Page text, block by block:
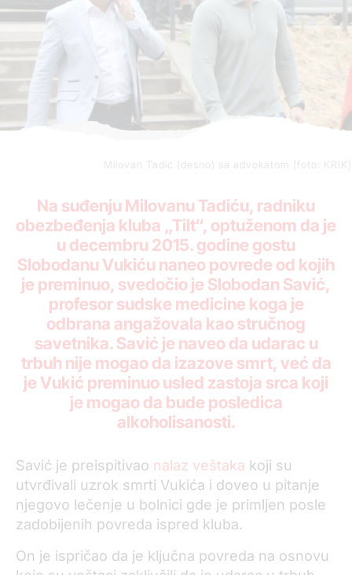
Milovan Tadić (desno) sa advokatom (foto: KRIK)
Na suđenju Milovanu Tadiću, radniku
obezbeđenja kluba „Tilt“, optuženom da je
u decembru 2015. godine gostu
Slobodanu Vukiću naneo povrede od kojih
je preminuo, svedočio je Slobodan Savić,
profesor sudske medicine koga je
odbrana angažovala kao stručnog
savetnika. Savić je naveo da udarac u
trbuh nije mogao da izazove smrt, već da
je Vukić preminuo usled zastoja srca koji
je mogao da bude posledica
alkoholisanosti.
Savić je preispitivao nalaz veštaka koji su
utvrđivali uzrok smrti Vukića i doveo u pitanje
njegovo lečenje u bolnici gde je primljen posle
zadobijenih povreda ispred kluba.
On je ispričao da je ključna povreda na osnovu